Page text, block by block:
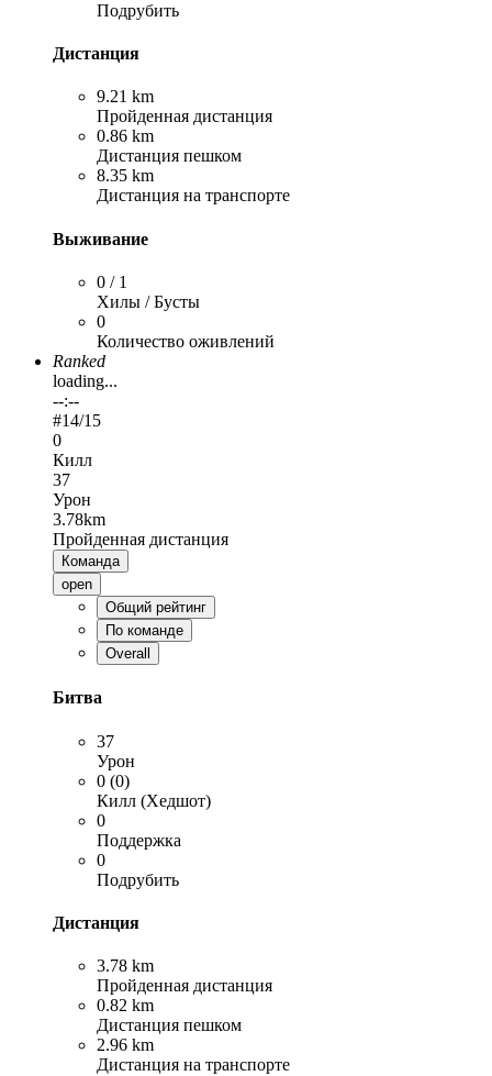
Подрубить
Дистанция
9.21 km
Пройденная дистанция
0.86 km
Дистанция пешком
8.35 km
Дистанция на транспорте
Выживание
0 / 1
Хилы / Бусты
0
Количество оживлений
Ranked
loading...
--:--
#14/15
0
Килл
37
Урон
3.78km
Пройденная дистанция
Команда
open
Общий рейтинг
По команде
Overall
Битва
37
Урон
0 (0)
Килл (Хедшот)
0
Поддержка
0
Подрубить
Дистанция
3.78 km
Пройденная дистанция
0.82 km
Дистанция пешком
2.96 km
Дистанция на транспорте